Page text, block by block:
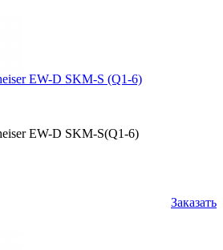
EW-D SKM-S (Q1-6)
EW-D SKM-S(Q1-6)
Заказать